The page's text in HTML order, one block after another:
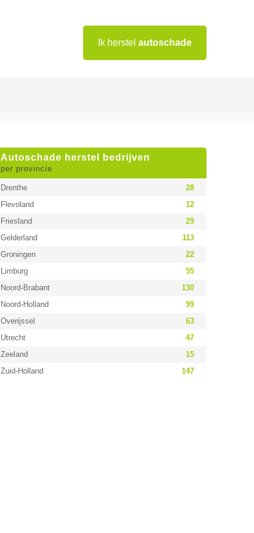
Ik herstel autoschade
Autoschade herstel bedrijven
per provincie
Drenthe
28
Flevoland
12
Friesland
29
Gelderland
113
Groningen
22
Limburg
55
Noord-Brabant
130
Noord-Holland
99
Overijssel
63
Utrecht
47
Zeeland
15
Zuid-Holland
147